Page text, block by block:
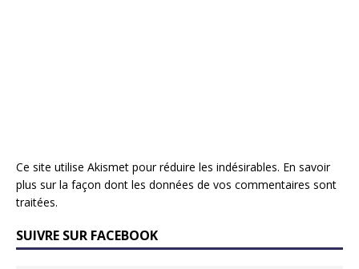
Ce site utilise Akismet pour réduire les indésirables. En savoir
plus sur la façon dont les données de vos commentaires sont
traitées.
SUIVRE SUR FACEBOOK